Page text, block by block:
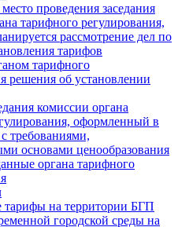
проведения заседания
тарифного регулирования,
рассмотрение дел по
тарифов
тарифного
решения об установлении
комиссии органа
оформленный в
требованиями,
основами ценообразования
органа тарифного
на территории БГП
городской среды на